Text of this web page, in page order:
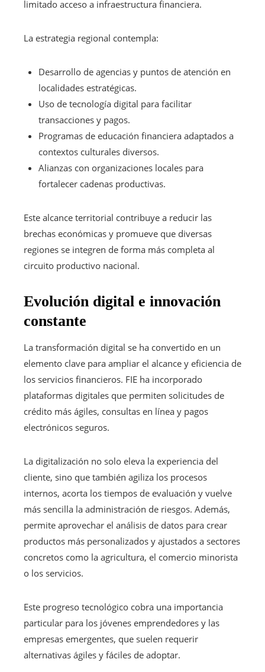
limitado acceso a infraestructura financiera.
La estrategia regional contempla:
Desarrollo de agencias y puntos de atención en
localidades estratégicas.
Uso de tecnología digital para facilitar
transacciones y pagos.
Programas de educación financiera adaptados a
contextos culturales diversos.
Alianzas con organizaciones locales para
fortalecer cadenas productivas.
Este alcance territorial contribuye a reducir las
brechas económicas y promueve que diversas
regiones se integren de forma más completa al
circuito productivo nacional.
Evolución digital e innovación
constante
La transformación digital se ha convertido en un
elemento clave para ampliar el alcance y eficiencia de
los servicios financieros. FIE ha incorporado
plataformas digitales que permiten solicitudes de
crédito más ágiles, consultas en línea y pagos
electrónicos seguros.
La digitalización no solo eleva la experiencia del
cliente, sino que también agiliza los procesos
internos, acorta los tiempos de evaluación y vuelve
más sencilla la administración de riesgos. Además,
permite aprovechar el análisis de datos para crear
productos más personalizados y ajustados a sectores
concretos como la agricultura, el comercio minorista
o los servicios.
Este progreso tecnológico cobra una importancia
particular para los jóvenes emprendedores y las
empresas emergentes, que suelen requerir
alternativas ágiles y fáciles de adoptar.